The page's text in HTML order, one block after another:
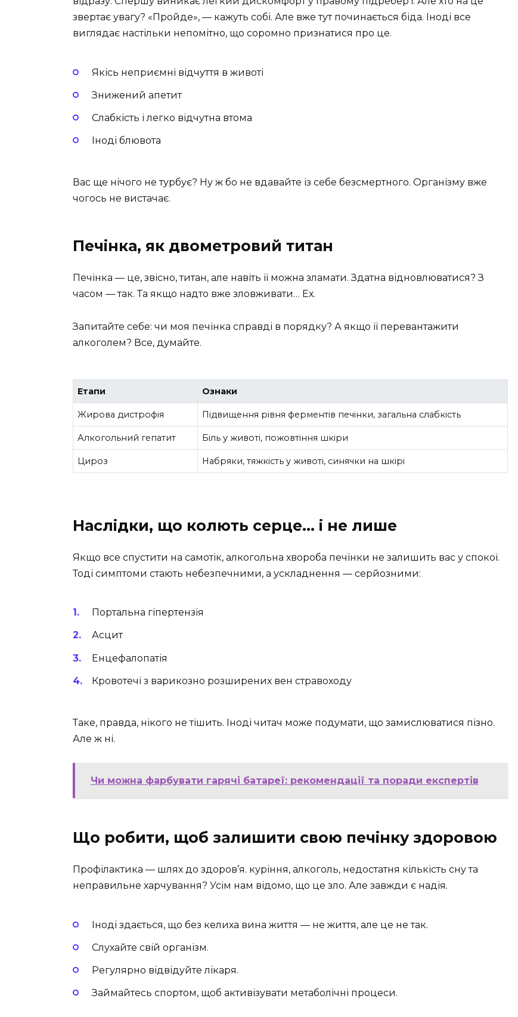
звертає увагу? «Пройде», — кажуть собі. Але вже тут починається біда. Іноді все
виглядає настільки непомітно, що соромно признатися про це.
Якісь неприємні відчуття в животі
Знижений апетит
Слабкість і легко відчутна втома
Іноді блювота
Вас ще нічого не турбує? Ну ж бо не вдавайте із себе безсмертного. Організму вже
чогось не вистачає.
Печінка, як двометровий титан
Печінка — це, звісно, титан, але навіть її можна зламати. Здатна відновлюватися? З
часом — так. Та якщо надто вже зловживати… Ех.
Запитайте себе: чи моя печінка справді в порядку? А якщо її перевантажити
алкоголем? Все, думайте.
Етапи Ознаки
Жирова дистрофія Підвищення рівня ферментів печінки, загальна слабкість
Алкогольний гепатит Біль у животі, пожовтіння шкіри
Цироз Набряки, тяжкість у животі, синячки на шкірі
Наслідки, що колють серце… і не лише
Якщо все спустити на самотік, алкогольна хвороба печінки не залишить вас у спокої.
Тоді симптоми стають небезпечними, а ускладнення — серйозними:
Портальна гіпертензія
Асцит
Енцефалопатія
Кровотечі з варикозно розширених вен стравоходу
Таке, правда, нікого не тішить. Іноді читач може подумати, що замислюватися пізно.
Але ж ні.
Чи можна фарбувати гарячі батареї: рекомендації та поради експертів
Що робити, щоб залишити свою печінку здоровою
Профілактика — шлях до здоров’я. куріння, алкоголь, недостатня кількість сну та
неправильне харчування? Усім нам відомо, що це зло. Але завжди є надія.
Іноді здається, що без келиха вина життя — не життя, але це не так.
Слухайте свій організм.
Регулярно відвідуйте лікаря.
Займайтесь спортом, щоб активізувати метаболічні процеси.